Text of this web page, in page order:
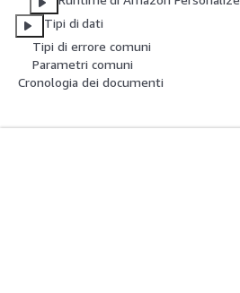
Tipi di dati
Tipi di errore comuni
Parametri comuni
Cronologia dei documenti